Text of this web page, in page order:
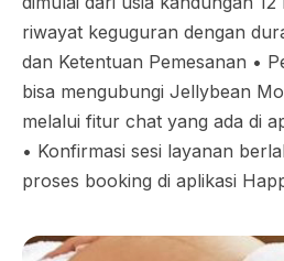
riwayat keguguran dengan
dan Ketentuan Pemesanan •⁠
bisa mengubungi Jellybean
melalui fitur chat yang ada di
•⁠ ⁠Konfirmasi sesi layanan
proses booking di aplikasi